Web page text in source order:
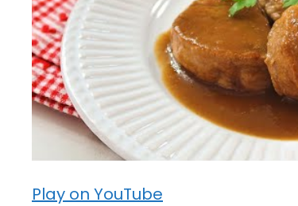
Play on YouTube